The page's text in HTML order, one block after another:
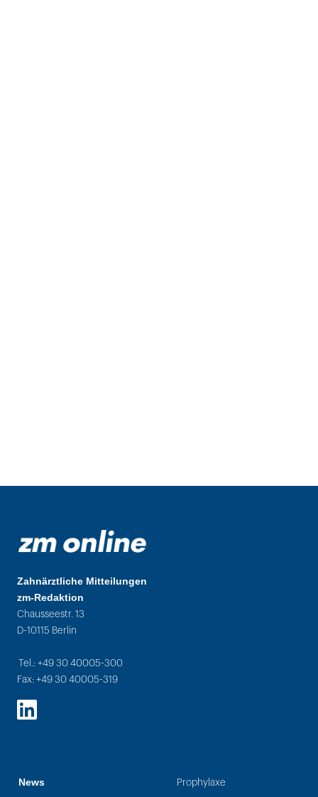
Zahnärztliche Mitteilungen
zm-Redaktion
Chausseestr. 13
D-10115 Berlin
Tel.: +49 30 40005-300
Fax: +49 30 40005-319
LinkedIn
News Prophylaxe